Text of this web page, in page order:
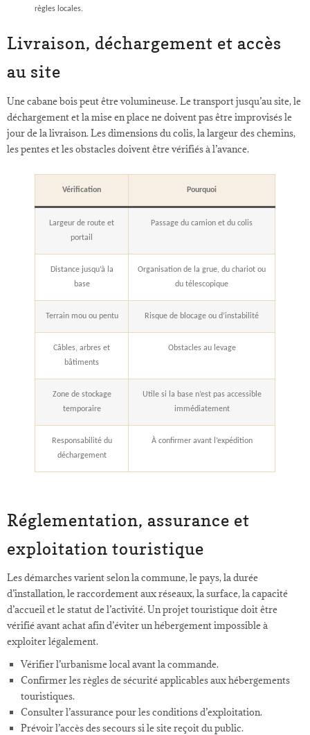
règles locales.
Livraison, déchargement et accès
au site
Une cabane bois peut être volumineuse. Le transport jusqu’au site, le
déchargement et la mise en place ne doivent pas être improvisés le
jour de la livraison. Les dimensions du colis, la largeur des chemins,
les pentes et les obstacles doivent être vérifiés à l’avance.
Vérification Pourquoi
Largeur de route et
portail
Passage du camion et du colis
Distance jusqu’à la
base
Organisation de la grue, du chariot ou
du télescopique
Terrain mou ou pentu Risque de blocage ou d’instabilité
Câbles, arbres et
bâtiments
Obstacles au levage
Zone de stockage
temporaire
Utile si la base n’est pas accessible
immédiatement
Responsabilité du
déchargement
À confirmer avant l’expédition
Réglementation, assurance et
exploitation touristique
Les démarches varient selon la commune, le pays, la durée
d’installation, le raccordement aux réseaux, la surface, la capacité
d’accueil et le statut de l’activité. Un projet touristique doit être
vérifié avant achat afin d’éviter un hébergement impossible à
exploiter légalement.
Vérifier l’urbanisme local avant la commande.
Confirmer les règles de sécurité applicables aux hébergements
touristiques.
Consulter l’assurance pour les conditions d’exploitation.
Prévoir l’accès des secours si le site reçoit du public.